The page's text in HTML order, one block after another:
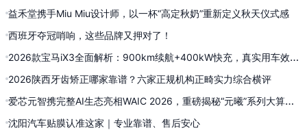
明星代言全案与信息流投流服务
益禾堂携手Miu Miu设计师，以一杯“高定秋奶”重新定义秋天仪式感
西班牙夺冠哨响，这些品牌又押对了！
2026款宝马iX3全面解析：900km续航+400kW快充，真实用车效果
实测复盘
2026陕西牙齿矫正哪家靠谱？六家正规机构正畸实力综合横评
爱芯元智携完整AI生态亮相WAIC 2026，重磅揭秘“元曦”系列大算力
AI推理新品
沈阳汽车贴膜认准这家｜专业靠谱、售后安心